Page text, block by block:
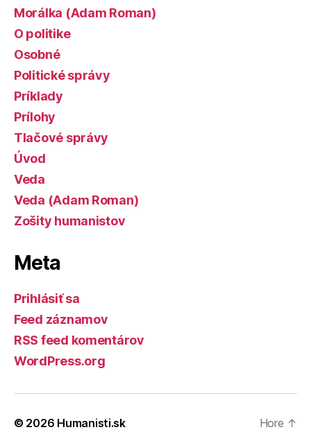
Morálka (Adam Roman)
O politike
Osobné
Politické správy
Príklady
Prílohy
Tlačové správy
Úvod
Veda
Veda (Adam Roman)
Zošity humanistov
Meta
Prihlásiť sa
Feed záznamov
RSS feed komentárov
WordPress.org
© 2026 Humanisti.sk Hore ↑